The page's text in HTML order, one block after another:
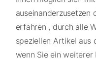
auseinanderzusetzen
erfahren , durch alle
speziellen Artikel aus
wenn Sie ein weiterer